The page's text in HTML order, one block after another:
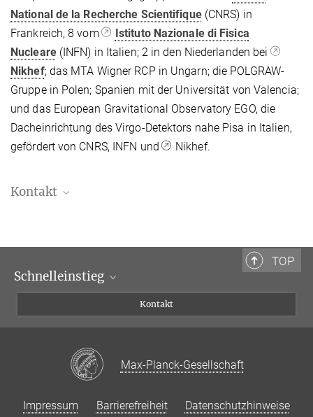
National de la Recherche Scientifique(CNRS) in
Frankreich, 8 vom
Istituto Nazionale di Fisica
Nucleare(INFN) in Italien; 2 in den Niederlanden bei
Nikhef; das MTA Wigner RCP in Ungarn; die POLGRAW-
Gruppe in Polen; Spanien mit der Universität von Valencia;
und das European Gravitational Observatory EGO, die
Dacheinrichtung des Virgo-Detektors nahe Pisa in Italien,
gefördert von CNRS, INFN und
Nikhef.
Kontakt
benjamin.knispel@...
TOP
Schnelleinstieg
Besucher:innen
Kontakt
Max-Planck-Gesellschaft
Impressum Barrierefreiheit Datenschutzhinweise